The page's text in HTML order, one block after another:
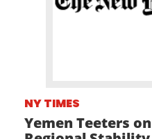
NY TIMES
Yemen Teeters